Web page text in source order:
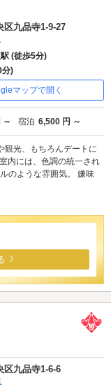
区九品寺1-9-27
(徒歩5分)
分)
マップで開く
～ 宿泊 6,500 円 ～
観光、もちろんデートに
内には、色調の統一され
のような雰囲気。 嫌味
区九品寺1-6-6